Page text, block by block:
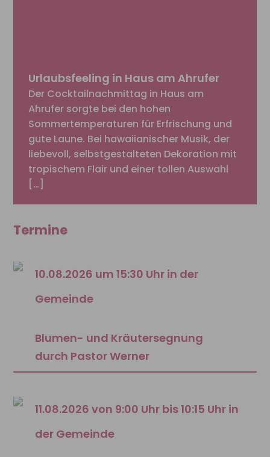
Urlaubsfeeling in Haus am Ahrufer
Der Cocktailnachmittag in Haus am
Ahrufer sorgte bei den hohen
Sommertemperaturen für Erfrischung und
gute Laune. Bei hawaiianischer Musik, der
liebevoll, selbstgestalteten Dekoration mit
tropischem Flair und einer tollen Auswahl
[…]
Termine
10.08.2026 um 15:30 Uhr in der
Gemeinde
Blumen- und Kräutersegnung
durch Pastor Werner
11.08.2026 von 9:00 Uhr bis 10:15 Uhr in
der Gemeinde